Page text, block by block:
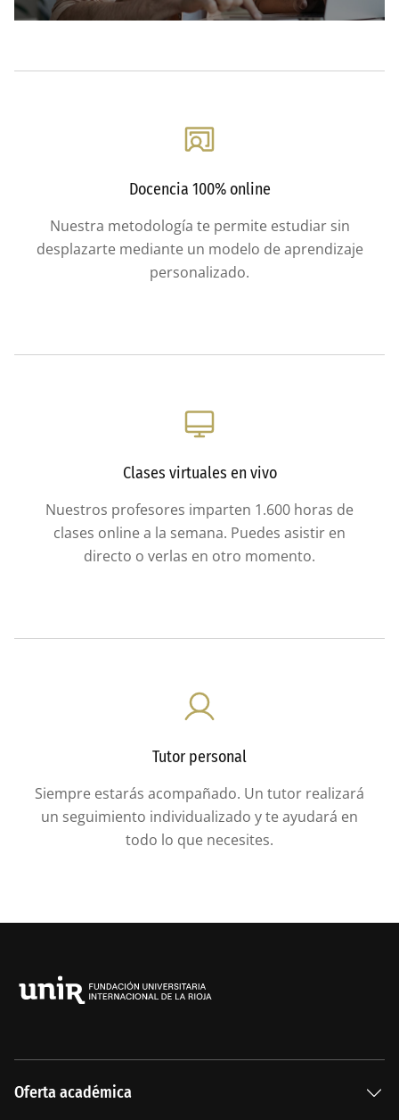
Docencia 100% online
Nuestra metodología te permite estudiar sin
desplazarte mediante un modelo de aprendizaje
personalizado.
Clases virtuales en vivo
Nuestros profesores imparten 1.600 horas de
clases online a la semana. Puedes asistir en
directo o verlas en otro momento.
Tutor personal
Siempre estarás acompañado. Un tutor realizará
un seguimiento individualizado y te ayudará en
todo lo que necesites.
Oferta académica